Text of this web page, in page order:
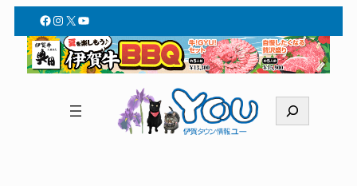
Facebook
Instagram
X YouTube
索